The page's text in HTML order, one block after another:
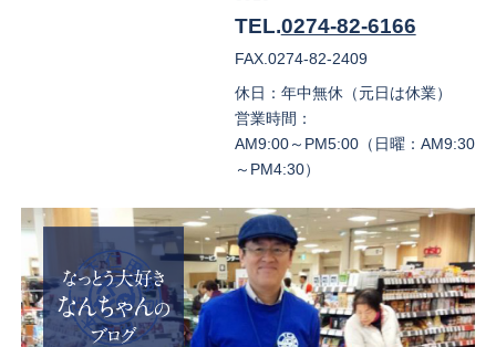
TEL.0274-82-6166
FAX.0274-82-2409
休日：年中無休（元日は休業）
営業時間：
AM9:00～PM5:00（日曜：AM9:30
～PM4:30）